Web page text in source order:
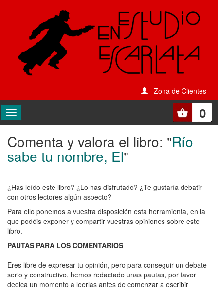
Zona de Clientes
0
Comenta
y
valora
el
libro:
Río
sabe
tu
nombre,
El
Comenta y valora el libro: "Río
sabe tu nombre, El"
¿Has leído este libro? ¿Lo has disfrutado? ¿Te gustaría debatir
con otros lectores algún aspecto?
Para ello ponemos a vuestra disposición esta herramienta, en la
que podéis exponer y compartir vuestras opiniones sobre este
libro.
PAUTAS PARA LOS COMENTARIOS
Eres libre de expresar tu opinión, pero para conseguir un debate
serio y constructivo, hemos redactado unas pautas, por favor
dedica un momento a leerlas antes de comenzar a escribir